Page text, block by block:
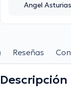
Angel
Reseñas
Descripción